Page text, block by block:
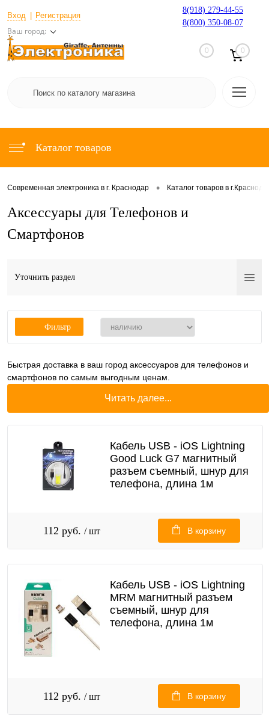
Вход Регистрация
Ваш город:
8(918) 279-44-55
8(800) 350-08-07
0 0
Каталог товаров
Современная электроника в г. Краснодар • Каталог товаров в
Аксессуары для Телефонов и
Смартфонов
Уточнить раздел
Фильтр
Быстрая доставка в ваш город аксессуаров для телефонов и
смартфонов по самым выгодным ценам.
Читать далее...
Кабель USB - iOS Lightning
Good Luck G7 магнитный
разъем съемный, шнур для
телефона, длина 1м
112 руб. / шт В корзину
Кабель USB - iOS Lightning
MRM магнитный разъем
съемный, шнур для
телефона, длина 1м
112 руб. / шт В корзину